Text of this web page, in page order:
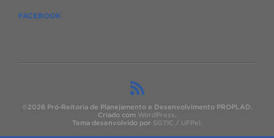
FACEBOOK
©2026 Pró-Reitoria de Planejamento e Desenvolvimento PROPLAD.
Criado com WordPress.
Tema desenvolvido por SGTIC / UFPel.